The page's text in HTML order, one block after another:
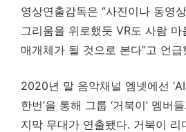
영상연출감독은 “사진이나 동영
그리움을 위로했듯 VR도 사람
매개체가 될 것으로 본다”고 언급
2020년 말 음악채널 엠넷에선
한번’을 통해 그룹 ‘거북이’ 멤버
지막 무대가 연출됐다. 거북이